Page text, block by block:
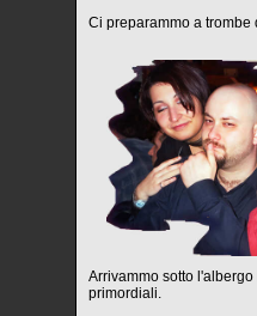
Ci preparammo a
Arrivammo sotto
primordiali.